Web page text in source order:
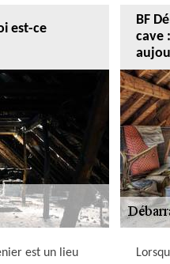
est-ce
est un lieu
BF
cave